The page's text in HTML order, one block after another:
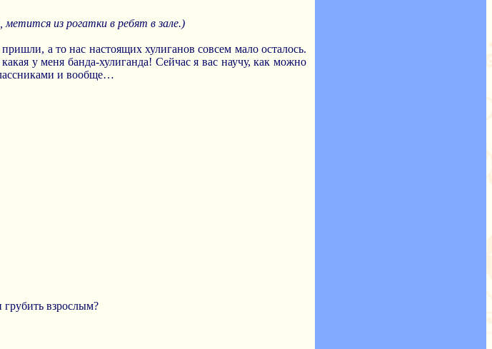
метится из рогатки в ребят в зале.)
а то нас настоящих хулиганов совсем мало осталось.
у меня банда-хулиганда! Сейчас я вас научу, как можно
и вообще…
грубить взрослым?